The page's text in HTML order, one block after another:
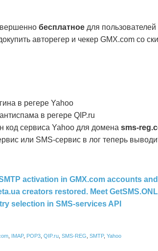
бесплатное для
авторегер и чекер GMX.com со
в регере Yahoo
в регере QIP.ru
код сервиса Yahoo для домена sms-
или SMS-сервис в лог теперь
activation in GMX.com accounts
creators restored. Meet
selection in SMS-services API
IMAP, POP3 QIP.ru SMS-REG SMTP, Yahoo